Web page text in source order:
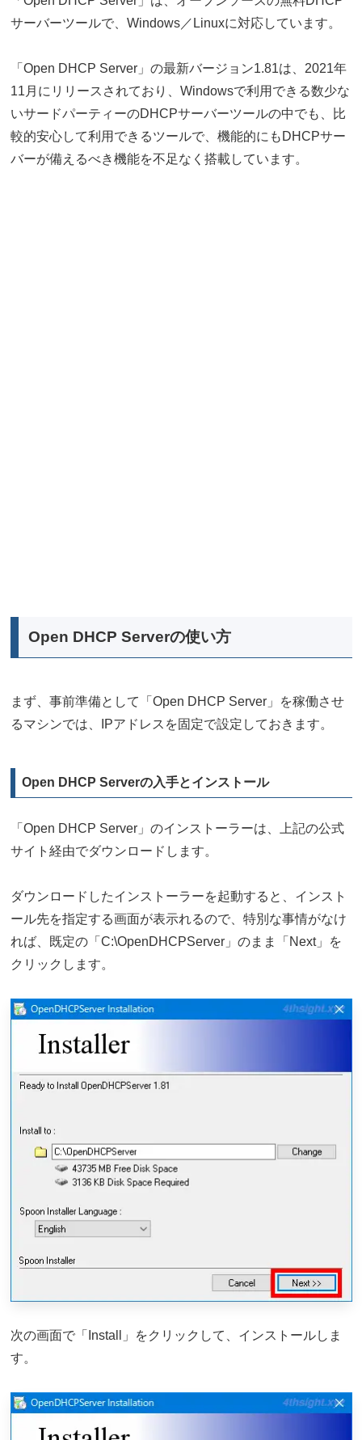
サーバーツールで、Windows／Linuxに対応しています。
「Open DHCP Server」の最新バージョン1.81は、2021年
11月にリリースされており、Windowsで利用できる数少な
いサードパーティーのDHCPサーバーツールの中でも、比
較的安心して利用できるツールで、機能的にもDHCPサー
バーが備えるべき機能を不足なく搭載しています。
Open DHCP Serverの使い方
まず、事前準備として「Open DHCP Server」を稼働させ
るマシンでは、IPアドレスを固定で設定しておきます。
Open DHCP Serverの入手とインストール
「Open DHCP Server」のインストーラーは、上記の公式
サイト経由でダウンロードします。
ダウンロードしたインストーラーを起動すると、インスト
ール先を指定する画面が表示れるので、特別な事情がなけ
れば、既定の「C:\OpenDHCPServer」のまま「Next」を
クリックします。
次の画面で「Install」をクリックして、インストールしま
す。